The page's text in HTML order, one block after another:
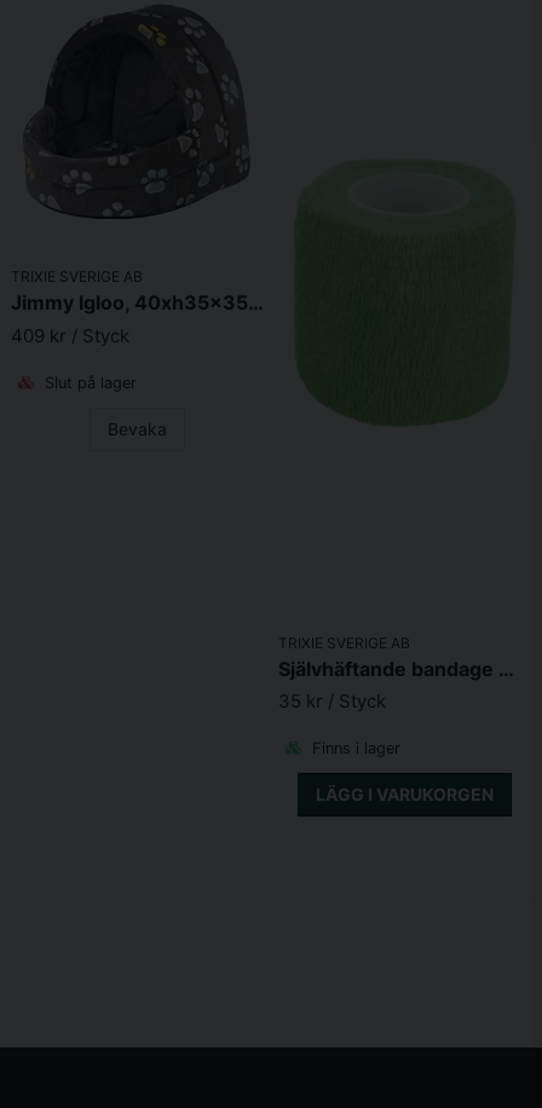
TRIXIE SVERIGE AB
Jimmy Igloo, 40xh35x35 cm, grå
409 kr / Styck
Slut på lager
Bevaka
TRIXIE SVERIGE AB
Självhäftande bandage med bitter smak 5cm
35 kr / Styck
Finns i lager
LÄGG I VARUKORGEN